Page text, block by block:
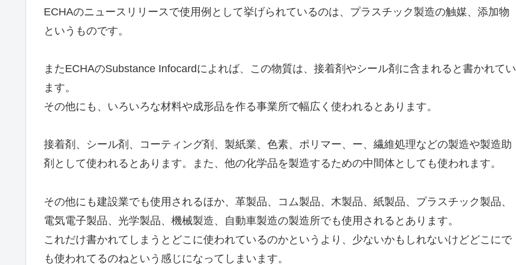
ECHAのニュースリリースで使用例として挙げられているのは、プラスチック製造の触媒、添加物
というものです。
またECHAのSubstance Infocardによれば、この物質は、接着剤やシール剤に含まれると書かれてい
ます。
その他にも、いろいろな材料や成形品を作る事業所で幅広く使われるとあります。
接着剤、シール剤、コーティング剤、製紙業、色素、ポリマー、ー、繊維処理などの製造や製造助
剤として使われるとあります。また、他の化学品を製造するための中間体としても使われます。
その他にも建設業でも使用されるほか、革製品、コム製品、木製品、紙製品、プラスチック製品、
電気電子製品、光学製品、機械製造、自動車製造の製造所でも使用されるとあります。
これだけ書かれてしまうとどこに使われているのかというより、少ないかもしれないけどどこにで
も使われてるのねという感じになってしまいます。